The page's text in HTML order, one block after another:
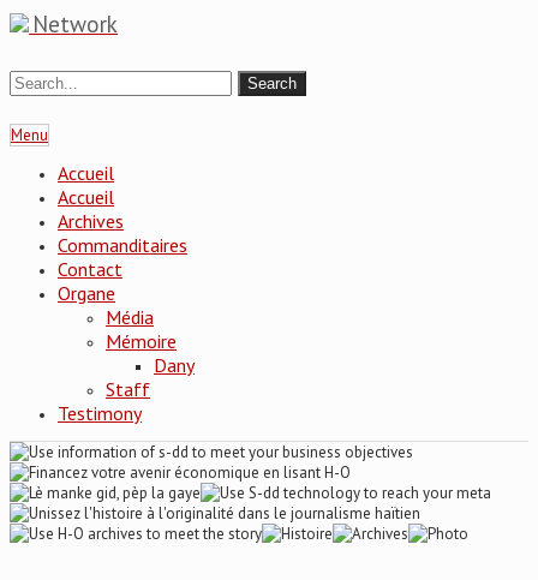
Network
Menu
Accueil
Accueil
Archives
Commanditaires
Contact
Organe
Média
Mémoire
Dany
Staff
Testimony